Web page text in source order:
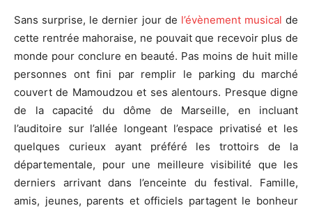
Sans surprise, le dernier jour de l’évènement musical de
cette rentrée mahoraise, ne pouvait que recevoir plus de
monde pour conclure en beauté. Pas moins de huit mille
personnes ont fini par remplir le parking du marché
couvert de Mamoudzou et ses alentours. Presque digne
de la capacité du dôme de Marseille, en incluant
l’auditoire sur l’allée longeant l’espace privatisé et les
quelques curieux ayant préféré les trottoirs de la
départementale, pour une meilleure visibilité que les
derniers arrivant dans l’enceinte du festival. Famille,
amis, jeunes, parents et officiels partagent le bonheur